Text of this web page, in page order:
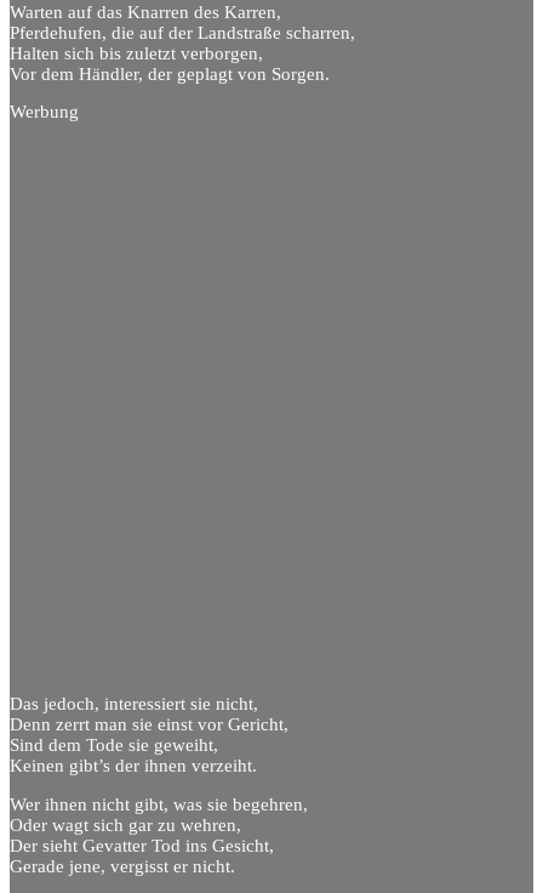
Warten auf das Knarren des Karren,
Pferdehufen, die auf der Landstraße scharren,
Halten sich bis zuletzt verborgen,
Vor dem Händler, der geplagt von Sorgen.
Werbung
Das jedoch, interessiert sie nicht,
Denn zerrt man sie einst vor Gericht,
Sind dem Tode sie geweiht,
Keinen gibt’s der ihnen verzeiht.
Wer ihnen nicht gibt, was sie begehren,
Oder wagt sich gar zu wehren,
Der sieht Gevatter Tod ins Gesicht,
Gerade jene, vergisst er nicht.